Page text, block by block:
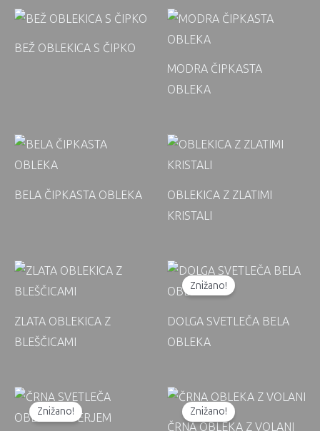
BEŽ OBLEKICA S ČIPKO
MODRA ČIPKASTA
OBLEKA
BELA ČIPKASTA OBLEKA
OBLEKICA Z ZLATIMI
KRISTALI
ZLATA OBLEKICA Z
BLEŠČICAMI
Znižano!
DOLGA SVETLEČA BELA
OBLEKA
Znižano! Znižano!
ČRNA OBLEKA Z VOLANI